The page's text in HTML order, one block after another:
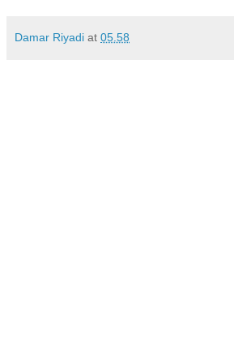
Damar Riyadi at 05.58